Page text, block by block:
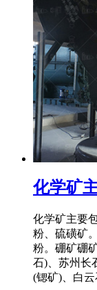
化学矿
化学矿主要
粉、硫磺矿
粉。硼矿硼
石)、苏州长
(锶矿)、白